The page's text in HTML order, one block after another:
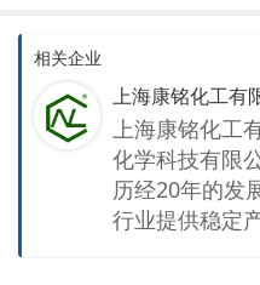
相关企业
上海康铭化工有
上海康铭化工
化学科技有限
历经20年的发
行业提供稳定